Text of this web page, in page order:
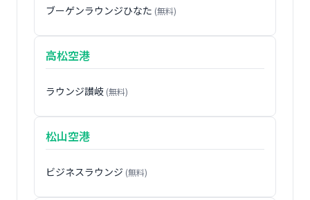
ブーゲンラウンジひなた (無料)
高松空港
ラウンジ讃岐 (無料)
松山空港
ビジネスラウンジ (無料)